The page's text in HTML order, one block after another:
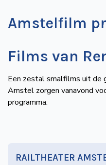
Amstelfilm
Films van
Een zestal smalfilms uit de
Amstel zorgen vanavond
programma.
RAILTHEATER